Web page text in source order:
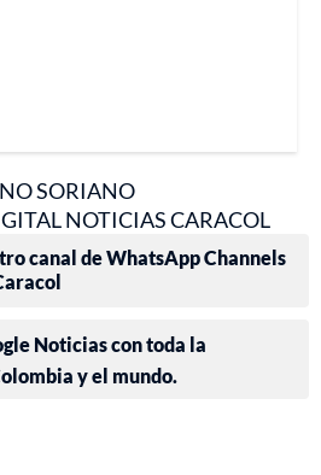
SORIANO
NOTICIAS CARACOL
canal de WhatsApp Channels
Noticias con toda la
y el mundo.